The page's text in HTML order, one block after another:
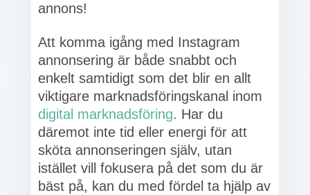
annons!
Att komma igång med Instagram
annonsering är både snabbt och
enkelt samtidigt som det blir en allt
viktigare marknadsföringskanal inom
digital marknadsföring. Har du
däremot inte tid eller energi för att
sköta annonseringen själv, utan
istället vill fokusera på det som du är
bäst på, kan du med fördel ta hjälp av